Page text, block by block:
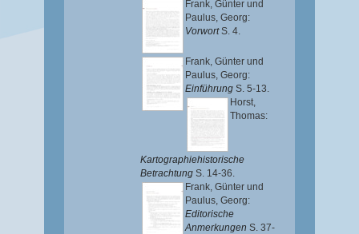
Frank, Günter und
Paulus, Georg:
VorwortS. 4.
Frank, Günter und
Paulus, Georg:
Einführung S. 5-13.
Horst,
Thomas:
Kartographiehistorische
Betrachtung S. 14-36.
Frank, Günter und
Paulus, Georg:
Editorische
Anmerkungen S. 37-